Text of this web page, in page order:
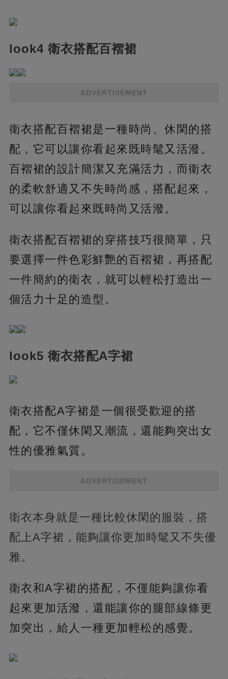
look4 衛衣搭配百褶裙
ADVERTISEMENT
衛衣搭配百褶裙是一種時尚、休閑的搭
配，它可以讓你看起來既時髦又活潑。
百褶裙的設計簡潔又充滿活力，而衛衣
的柔軟舒適又不失時尚感，搭配起來，
可以讓你看起來既時尚又活潑。
衛衣搭配百褶裙的穿搭技巧很簡單，只
要選擇一件色彩鮮艷的百褶裙，再搭配
一件簡約的衛衣，就可以輕松打造出一
個活力十足的造型。
look5 衛衣搭配A字裙
衛衣搭配A字裙是一個很受歡迎的搭
配，它不僅休閑又潮流，還能夠突出女
性的優雅氣質。
ADVERTISEMENT
衛衣本身就是一種比較休閑的服裝，搭
配上A字裙，能夠讓你更加時髦又不失優
雅。
衛衣和A字裙的搭配，不僅能夠讓你看
起來更加活潑，還能讓你的腿部線條更
加突出，給人一種更加輕松的感覺。